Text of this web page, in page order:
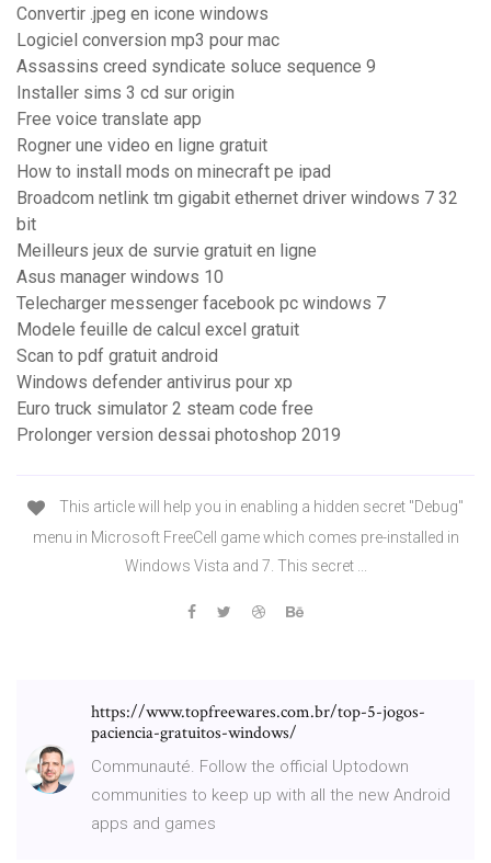
Convertir .jpeg en icone windows
Logiciel conversion mp3 pour mac
Assassins creed syndicate soluce sequence 9
Installer sims 3 cd sur origin
Free voice translate app
Rogner une video en ligne gratuit
How to install mods on minecraft pe ipad
Broadcom netlink tm gigabit ethernet driver windows 7 32
bit
Meilleurs jeux de survie gratuit en ligne
Asus manager windows 10
Telecharger messenger facebook pc windows 7
Modele feuille de calcul excel gratuit
Scan to pdf gratuit android
Windows defender antivirus pour xp
Euro truck simulator 2 steam code free
Prolonger version dessai photoshop 2019
This article will help you in enabling a hidden secret "Debug"
menu in Microsoft FreeCell game which comes pre-installed in
Windows Vista and 7. This secret ...
https://www.topfreewares.com.br/top-5-jogos-
paciencia-gratuitos-windows/
Communauté. Follow the official Uptodown
communities to keep up with all the new Android
apps and games